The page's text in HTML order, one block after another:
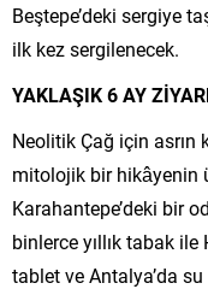
Beştepe’deki sergiye
ilk kez sergilenecek.
YAKLAŞIK 6 AY
Neolitik Çağ için
mitolojik bir hikâyenin
Karahantepe’deki bir
binlerce yıllık tabak
tablet ve Antalya’da su